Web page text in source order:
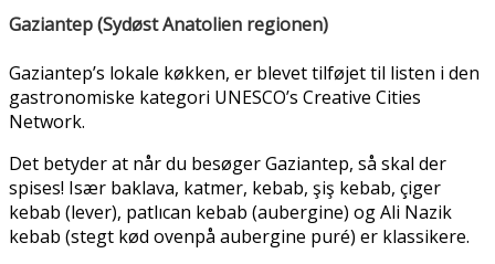
Gaziantep (Sydøst Anatolien regionen)
Gaziantep’s lokale køkken, er blevet tilføjet til listen i den
gastronomiske kategori UNESCO’s Creative Cities
Network.
Det betyder at når du besøger Gaziantep, så skal der
spises! Især baklava, katmer, kebab, şiş kebab, çiger
kebab (lever), patlıcan kebab (aubergine) og Ali Nazik
kebab (stegt kød ovenpå aubergine puré) er klassikere.